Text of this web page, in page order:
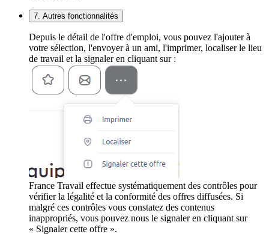
7. Autres fonctionnalités
Depuis le détail de l'offre d'emploi, vous pouvez l'ajouter à
votre sélection, l'envoyer à un ami, l'imprimer, localiser le lieu
de travail et la signaler en cliquant sur :
France Travail effectue systématiquement des contrôles pour
vérifier la légalité et la conformité des offres diffusées. Si
malgré ces contrôles vous constatez des contenus
inappropriés, vous pouvez nous le signaler en cliquant sur
« Signaler cette offre ».